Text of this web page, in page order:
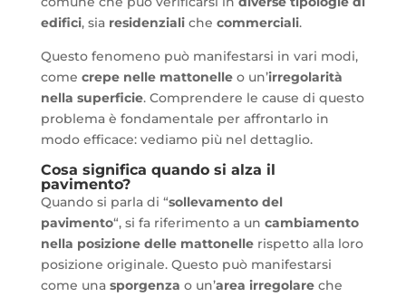
edifici, sia residenzialiche commerciali.
Questo fenomeno può manifestarsi in vari modi,
come crepe nelle mattonelleo un’irregolarità
nella superficie. Comprendere le cause di questo
problema è fondamentale per affrontarlo in
modo efficace: vediamo più nel dettaglio.
Cosa significa quando si alza il
pavimento?
Quando si parla di “sollevamento del
pavimento“, si fa riferimento a un cambiamento
nella posizione delle mattonellerispetto alla loro
posizione originale. Questo può manifestarsi
come unasporgenza o un’area irregolare che